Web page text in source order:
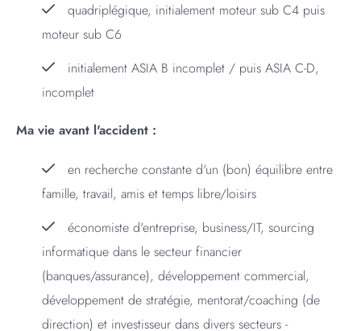
quadriplégique, initialement moteur sub C4 puis
moteur sub C6
initialement ASIA B incomplet / puis ASIA C-D,
incomplet
Ma vie avant l'accident :
en recherche constante d'un (bon) équilibre entre
famille, travail, amis et temps libre/loisirs
économiste d'entreprise, business/IT, sourcing
informatique dans le secteur financier
(banques/assurance), développement commercial,
développement de stratégie, mentorat/coaching (de
direction) et investisseur dans divers secteurs -